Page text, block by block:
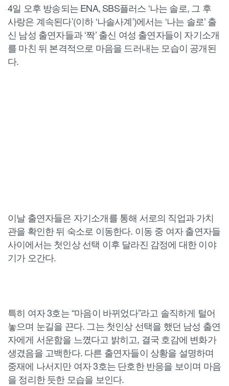
4일 오후 방송되는 ENA, SBS플러스 ‘나는 솔로, 그 후
사랑은 계속된다’(이하 ‘나솔사계’)에서는 ‘나는 솔로’ 출
신 남성 출연자들과 ‘짝’ 출신 여성 출연자들이 자기소개
를 마친 뒤 본격적으로 마음을 드러내는 모습이 공개된
다.
이날 출연자들은 자기소개를 통해 서로의 직업과 가치
관을 확인한 뒤 숙소로 이동한다. 이동 중 여자 출연자들
사이에서는 첫인상 선택 이후 달라진 감정에 대한 이야
기가 오간다.
특히 여자 3호는 “마음이 바뀌었다”라고 솔직하게 털어
놓으며 눈길을 끈다. 그는 첫인상 선택을 했던 남성 출연
자에게 서운함을 느꼈다고 밝히고, 결국 호감에 변화가
생겼음을 고백한다. 다른 출연자들이 상황을 설명하며
중재에 나서지만 여자 3호는 단호한 반응을 보이며 마음
을 정리한 듯한 모습을 보인다.